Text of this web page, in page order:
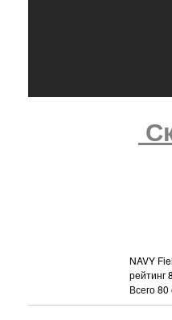
NAVY
рейтинг
Всего80